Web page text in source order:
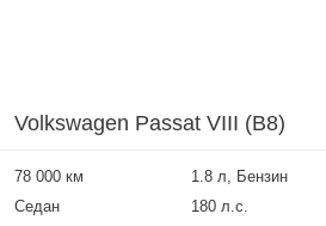
Volkswagen Passat VIII (B8)
78 000 км 1.8 л, Бензин
Седан
180 л.с.